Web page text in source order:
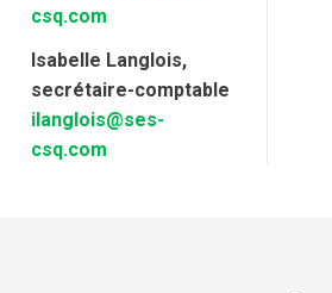
csq.com
Isabelle Langlois,
secrétaire-comptable
ilanglois@ses-
csq.com